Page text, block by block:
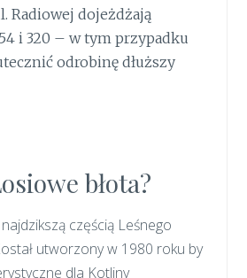
Radiowej dojeżdżają
i 320 – w tym przypadku
odrobinę dłuższy
błota?
częścią Leśnego
utworzony w 1980 roku by
dla Kotliny